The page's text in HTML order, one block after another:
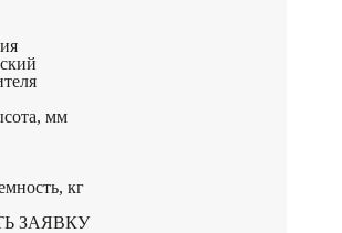
мм
кг
ЗАЯВКУ